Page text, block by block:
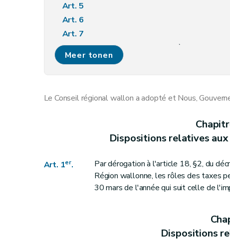
Art. 5
Art. 6
Art. 7
Chapitre IV Dispositions relatives à la politique
Art. 8
Art. 10
Art. 14
Chapitre VI Dispositions relatives à la politique
Meer tonen
Le Conseil régional wallon a adopté et Nous,
Dispositions relatives
Art. 1er.
Par dérogation à l'article 18, §2, du
Région wallonne, les rôles des taxes
30 mars de l'année qui suit celle de
Dispositions